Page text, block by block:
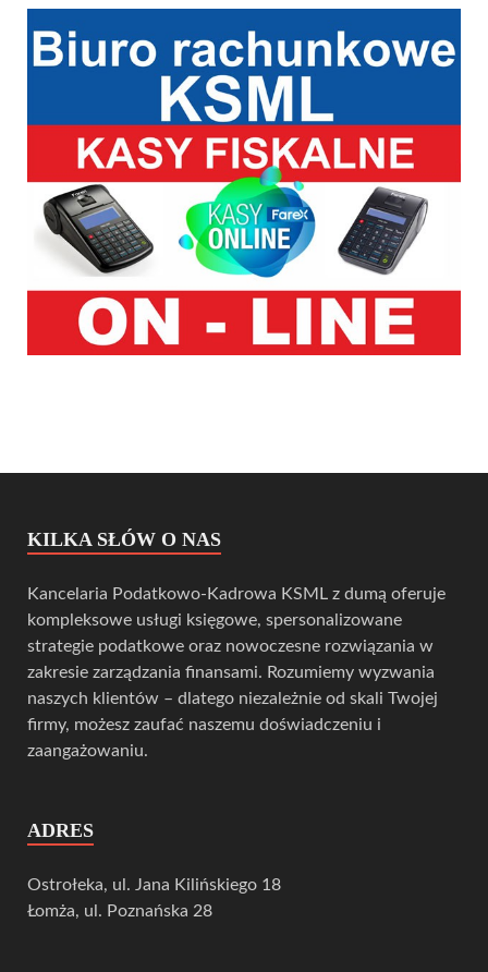
KILKA SŁÓW O NAS
Kancelaria Podatkowo-Kadrowa KSML z dumą oferuje
kompleksowe usługi księgowe, spersonalizowane
strategie podatkowe oraz nowoczesne rozwiązania w
zakresie zarządzania finansami. Rozumiemy wyzwania
naszych klientów – dlatego niezależnie od skali Twojej
firmy, możesz zaufać naszemu doświadczeniu i
zaangażowaniu.
ADRES
Ostrołeka, ul. Jana Kilińskiego 18
Łomża, ul. Poznańska 28